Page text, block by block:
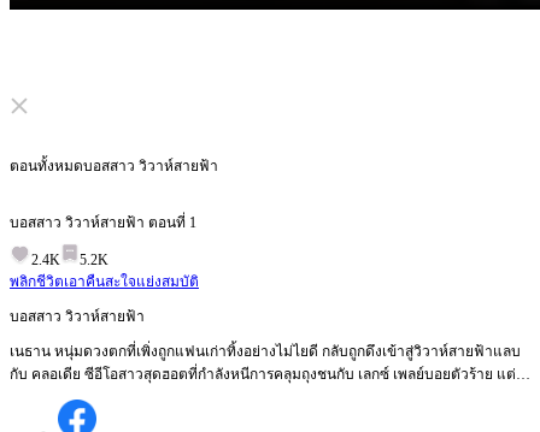
Click to unmute
ตอนทั้งหมดบอสสาว วิวาห์สายฟ้า
บอสสาว วิวาห์สายฟ้า ตอนที่ 1
2.4K
5.2K
พลิกชีวิตเอาคืนสะใจแย่งสมบัติ
บอสสาว วิวาห์สายฟ้า
เนธาน หนุ่มดวงตกที่เพิ่งถูกแฟนเก่าทิ้งอย่างไม่ไยดี กลับถูกดึงเข้าสู่วิวาห์สายฟ้าแลบ
กับ คลอเดีย ซีอีโอสาวสุดฮอตที่กำลังหนีการคลุมถุงชนกับ เลกซ์ เพลย์บอยตัวร้าย แต่
แล้วความช่วยเหลือของเธอ กลับทำให้เนธานค้นพบความจริงว่าตนคือทายาทที่แท้
จริงของตระกูลมหาเศรษฐีอย่างนอร์ริงตันที่หายตัวไป ท่ามกลางศึกชิงมรดกอันดุเดือด